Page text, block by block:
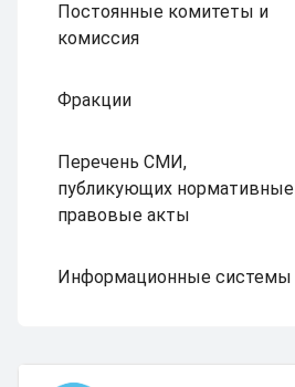
Постоянные комитеты и
комиссия
Фракции
Перечень СМИ,
публикующих нормативные
правовые акты
Информационные системы